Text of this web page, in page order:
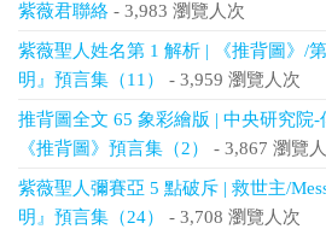
紫薇君聯絡 - 3,983 瀏覽人次
紫薇聖人姓名第 1 解析 | 《推背圖》/
明』預言集（11）
- 3,959 瀏覽人次
推背圖全文 65 象彩繪版 | 中央研究院
《推背圖》預言集（2）
- 3,867 瀏覽
紫薇聖人彌賽亞 5 點破斥 | 救世主/
明』預言集（24）
- 3,708 瀏覽人次